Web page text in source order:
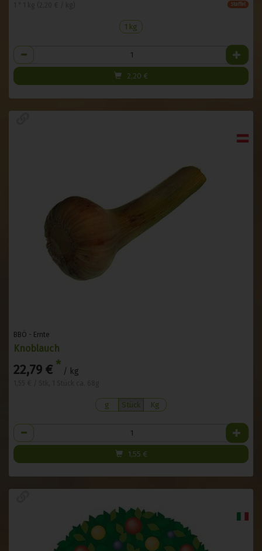
Staffel
1 kg
Anzahl
2,20 €
BBÖ - Ernte
Knoblauch
22,79 € * / kg
g Stück Kg
Anzahl
1,55 €